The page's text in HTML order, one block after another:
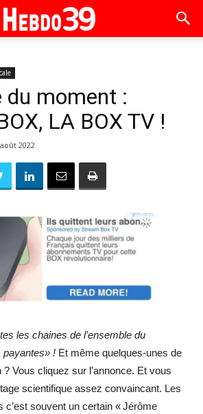
du moment :
LA BOX TV !
2022
les chaines de l’ensemble du
payantes» ! Et même quelques-unes de
Vous cliquez sur l’annonce. Et vous
scientifique assez convaincant. Les
c’est souvent un certain « Jérôme